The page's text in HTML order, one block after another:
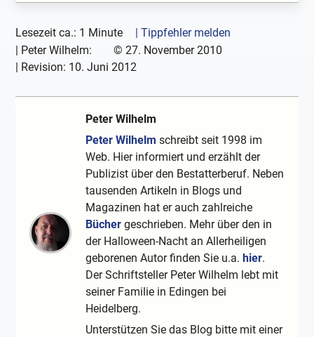
Lesezeit ca.: 1 Minute
| Tippfehler melden
| Peter Wilhelm: © 27. November 2010
| Revision: 10. Juni 2012
Peter Wilhelm
Peter Wilhelm schreibt seit 1998 im
Web. Hier informiert und erzählt der
Publizist über den Bestatterberuf. Neben
tausenden Artikeln in Blogs und
Magazinen hat er auch zahlreiche
Bücher geschrieben. Mehr über den in
der Halloween-Nacht an Allerheiligen
geborenen Autor finden Sie u.a.hier.
Der Schriftsteller Peter Wilhelm lebt mit
seiner Familie in Edingen bei
Heidelberg.
Unterstützen Sie das Blog bitte mit einer